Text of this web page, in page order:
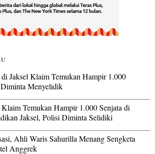
Jaksel Klaim Temukan Hampir 1.000
Menyelidik
Temukan Hampir 1.000 Senjata di
Jaksel, Polisi Diminta Selidiki
Ahli Waris Sahurilla Menang Sengketa
Anggrek